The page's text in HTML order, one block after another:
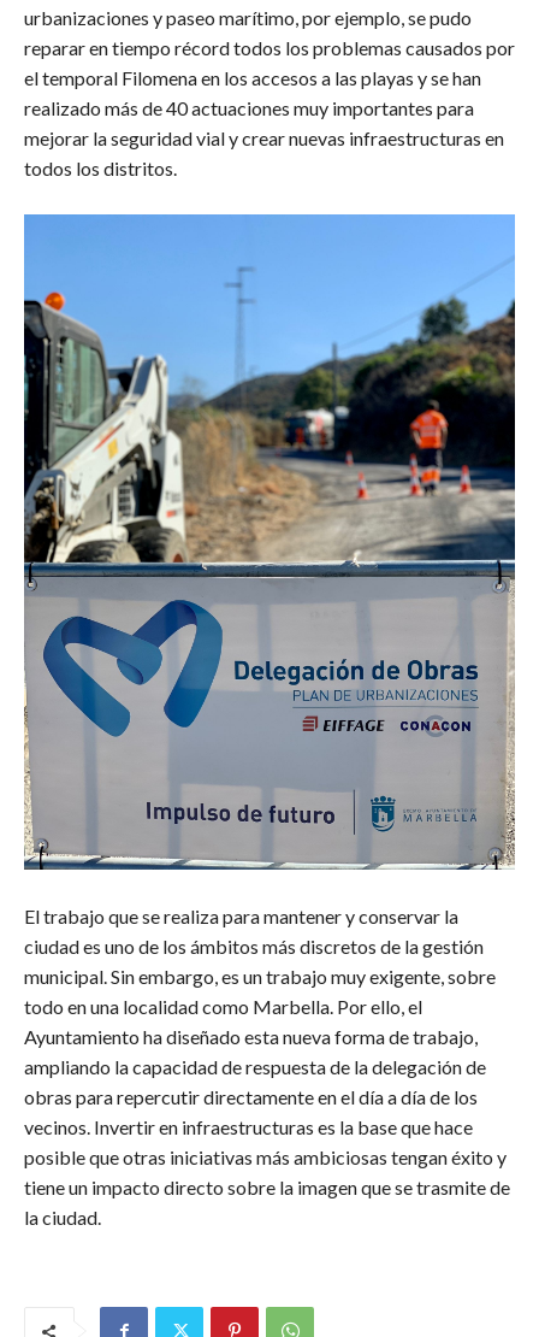
urbanizaciones y paseo marítimo, por ejemplo, se pudo
reparar en tiempo récord todos los problemas causados por
el temporal Filomena en los accesos a las playas y se han
realizado más de 40 actuaciones muy importantes para
mejorar la seguridad vial y crear nuevas infraestructuras en
todos los distritos.
El trabajo que se realiza para mantener y conservar la
ciudad es uno de los ámbitos más discretos de la gestión
municipal. Sin embargo, es un trabajo muy exigente, sobre
todo en una localidad como Marbella. Por ello, el
Ayuntamiento ha diseñado esta nueva forma de trabajo,
ampliando la capacidad de respuesta de la delegación de
obras para repercutir directamente en el día a día de los
vecinos. Invertir en infraestructuras es la base que hace
posible que otras iniciativas más ambiciosas tengan éxito y
tiene un impacto directo sobre la imagen que se trasmite de
la ciudad.